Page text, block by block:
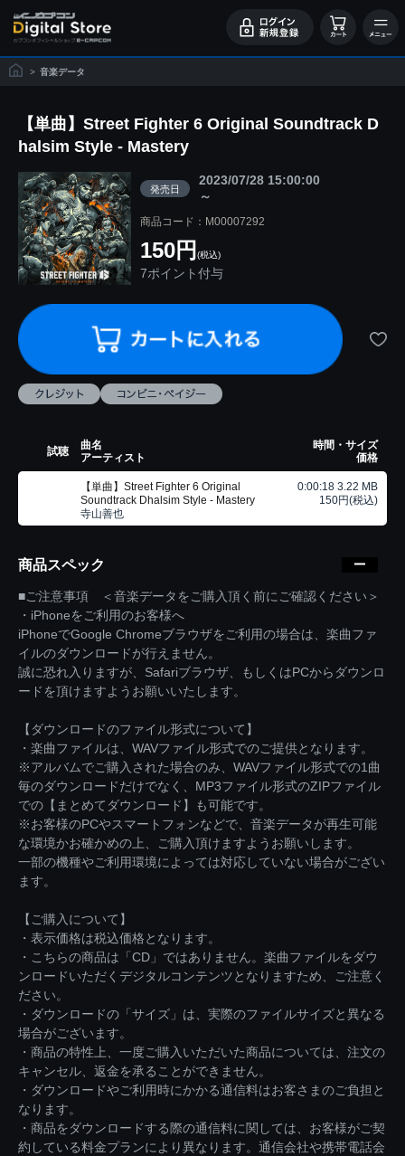
> 音楽データ
【単曲】Street Fighter 6 Original Soundtrack D
halsim Style - Mastery
発売日
2023/07/28 15:00:00
～
商品コード：M00007292
150円 (税込)
7ポイント付与
試聴
曲名
アーティスト
時間・サイズ
価格
【単曲】Street Fighter 6 Original
Soundtrack Dhalsim Style - Mastery
寺山善也
0:00:18 3.22 MB
150円(税込)
商品スペック
■ご注意事項 ＜音楽データをご購入頂く前にご確認ください＞
・iPhoneをご利用のお客様へ
iPhoneでGoogle Chromeブラウザをご利用の場合は、楽曲ファ
イルのダウンロードが行えません。
誠に恐れ入りますが、Safariブラウザ、もしくはPCからダウンロ
ードを頂けますようお願いいたします。
【ダウンロードのファイル形式について】
・楽曲ファイルは、WAVファイル形式でのご提供となります。
※アルバムでご購入された場合のみ、WAVファイル形式での1曲
毎のダウンロードだけでなく、MP3ファイル形式のZIPファイル
での【まとめてダウンロード】も可能です。
※お客様のPCやスマートフォンなどで、音楽データが再生可能
な環境かお確かめの上、ご購入頂けますようお願いします。
一部の機種やご利用環境によっては対応していない場合がござい
ます。
【ご購入について】
・表示価格は税込価格となります。
・こちらの商品は「CD」ではありません。楽曲ファイルをダウ
ンロードいただくデジタルコンテンツとなりますため、ご注意く
ださい。
・ダウンロードの「サイズ」は、実際のファイルサイズと異なる
場合がございます。
・商品の特性上、一度ご購入いただいた商品については、注文の
キャンセル、返金を承ることができません。
・ダウンロードやご利用時にかかる通信料はお客さまのご負担と
なります。
・商品をダウンロードする際の通信料に関しては、お客様がご契
約している料金プランにより異なります。通信会社や携帯電話会